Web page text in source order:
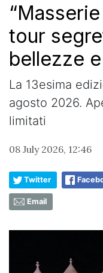
tour
bellezze
La 13esima
agosto 2026.
limitati
08 July 2026, 12:46
Twitter
Email